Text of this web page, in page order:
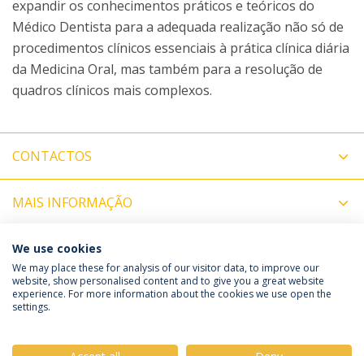
expandir os conhecimentos práticos e teóricos do
Médico Dentista para a adequada realização não só de
procedimentos clínicos essenciais à prática clínica diária
da Medicina Oral, mas também para a resolução de
quadros clínicos mais complexos.
CONTACTOS
MAIS INFORMAÇÃO
COORDENADORES
Política de Privacidade
Termos & Condições
We use cookies
We may place these for analysis of our visitor data, to improve our
website, show personalised content and to give you a great website
experience. For more information about the cookies we use open the
settings.